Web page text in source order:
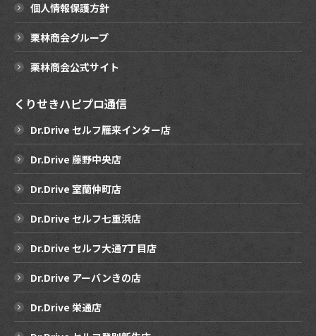
個人情報保護方針
栗林商会グループ
栗林商会公式サイト
くりせきハピプロ通信
Dr.Drive セルフ雁来インター店
Dr.Drive 藤野中央店
Dr.Drive 室蘭仲町店
Dr.Drive セルフ七重浜店
Dr.Drive セルフ大通7丁目店
Dr.Drive アーバンきの店
Dr.Drive 栄通店